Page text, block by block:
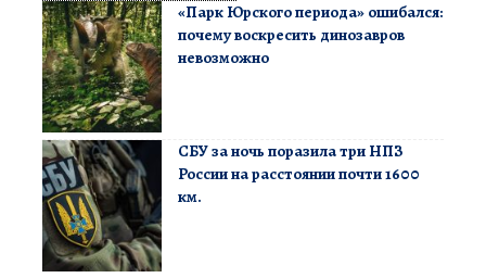
«Парк Юрского периода» ошибался:
почему воскресить динозавров
невозможно
СБУ за ночь поразила три НПЗ
России на расстоянии почти 1600
км.